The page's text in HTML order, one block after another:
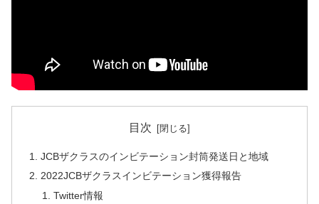
目次
JCBザクラスのインビテーション封筒発送日と地域
2022JCBザクラスインビテーション獲得報告
Twitter情報